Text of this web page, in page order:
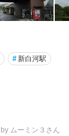
#新白河駅
by ムーミン３さん